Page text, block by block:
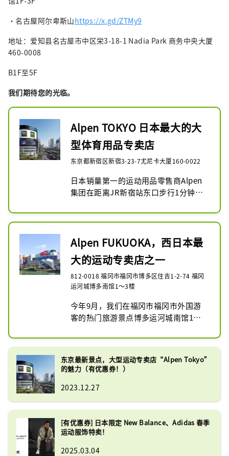
・名古屋阿尔卑斯山https://x.gd/ZTMy9
地址：爱知县名古屋市中区栄3-18-1 Nadia Park 商务中央大厦
460-0008
B1F至5F
我们期待您的光临。
Alpen TOKYO 日本最大的大
型体育用品专卖店
东京都新宿区新宿3-23-7尤尼卡大厦160-0022
日本销量第一的运动用品零售商Alpen
集团在距离JR新宿站东口步行1分钟的
2层、地上8层的巨大楼层内，设有综合
大型户外用品专卖店“Alpen
Outdoors旗舰店”、以及“Alpen
Outdoors旗舰店”等3家店铺。高尔夫
专卖店“Golf 5 Flagship Store”。我
们拥有日本最大的适合商务类型的销售
我们经营多种产品，包括流行的日本品
牌、Nike、Adidas、New Balance、
Hokayoneyone、Honma、Majesty
等。
Alpen FUKUOKA，西日本最
大的运动专卖店之一
812-0018 福冈市福冈市博多区住吉1-2-74 福冈
运河城博多南馆1～3楼
今年9月，我们在福冈市福冈市外国游
客的热门旅游景点博多运河城南馆1至3
FUKUOKA。
楼和三楼部分是Sports Depot旗舰店，
是一般运动专卖店，三楼是大型户外专
卖店， Alpen Outdoors旗舰店。我们
有三种类型的商店。
我们提供各种运动类别的产品，包括超
过 280 个户外品牌和超过 88 个高尔夫
品牌。我们还提供各种流行的日本品
东京最新景点，大型运动专卖店“Alpen Tokyo”
的魅力（有优惠券！）
2023.12.27
[有优惠券] 日本限定 New Balance、Adidas 春季
运动服饰特卖！
2025.03.04